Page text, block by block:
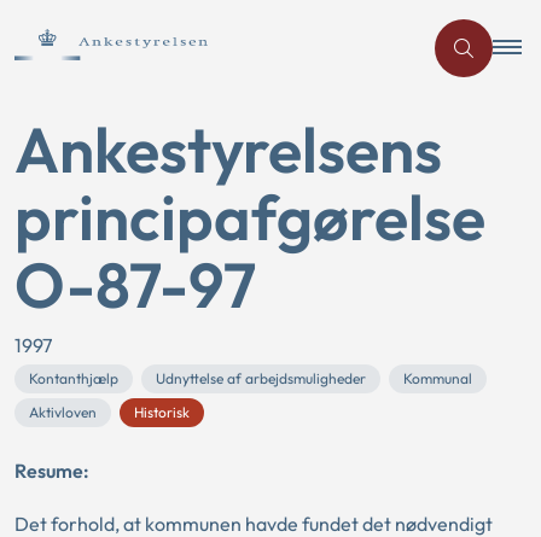
Ankestyrelsens
principafgørelse
O-87-97
1997
Kontanthjælp Udnyttelse af arbejdsmuligheder
Kommunal
Aktivloven
Historisk
Resume:
Det forhold, at kommunen havde fundet det nødvendigt